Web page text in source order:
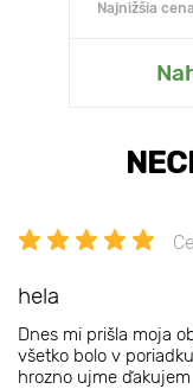
Najnižšia
hela
Dnes mi prišla moja
všetko bolo v
hrozno ujme ďakujem